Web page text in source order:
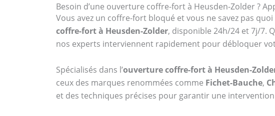
Besoin d’une ouverture coffre-fort à Heusden-Zolder ?
Vous avez un coffre-fort bloqué et vous ne savez pas
coffre-fort à Heusden-Zolder, disponible 24h/24 et 7j/7.
nos experts interviennent rapidement pour débloquer
Spécialisés dans l’ouverture coffre-fort à Heusden-
ceux des marques renommées comme Fichet-Bauche,
et des techniques précises pour garantir une